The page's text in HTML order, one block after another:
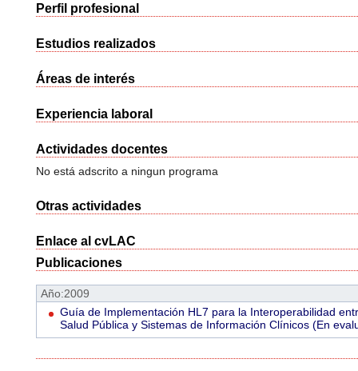
Perfil profesional
Estudios realizados
Áreas de interés
Experiencia laboral
Actividades docentes
No está adscrito a ningun programa
Otras actividades
Enlace al cvLAC
Publicaciones
Año:2009
Guía de Implementación HL7 para la Interoperabilidad
Salud Pública y Sistemas de Información Clínicos (En